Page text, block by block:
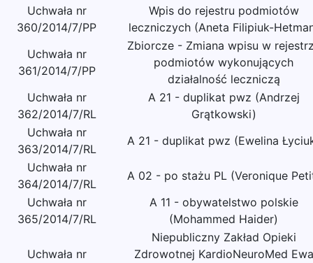
Uchwała nr
360/2014/7/PP
Wpis do rejestru podmiotów
leczniczych (Aneta Filipiuk-
Uchwała nr
361/2014/7/PP
Zbiorcze - Zmiana wpisu w
podmiotów wykonujących
działalność leczniczą
Uchwała nr
362/2014/7/RL
A 21 - duplikat pwz (Andrzej
Grątkowski)
Uchwała nr
363/2014/7/RL
A 21 - duplikat pwz (Ewelina
Uchwała nr
364/2014/7/RL
A 02 - po stażu PL (Veronique
Uchwała nr
365/2014/7/RL
A 11 - obywatelstwo polskie
(Mohammed Haider)
Uchwała nr
Niepubliczny Zakład Opieki
Zdrowotnej KardioNeuroMed Ewa